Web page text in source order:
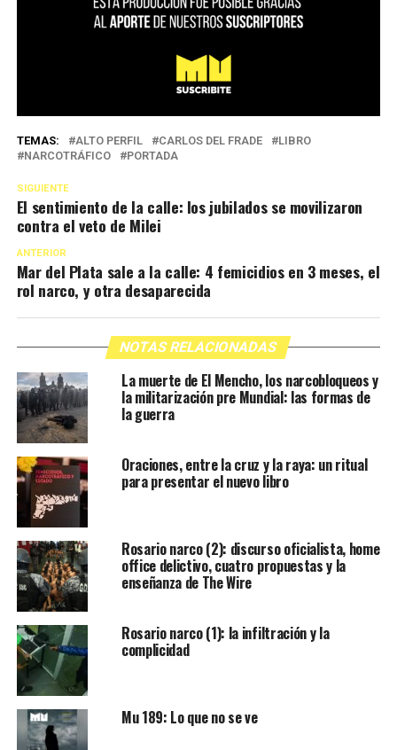
TEMAS: ALTO PERFIL CARLOS DEL FRADE
LIBRO
NARCOTRÁFICO
PORTADA
SIGUIENTE
El sentimiento de la calle: los jubilados se movilizaron
contra el veto de Milei
ANTERIOR
Mar del Plata sale a la calle: 4 femicidios en 3 meses, el
rol narco, y otra desaparecida
NOTAS RELACIONADAS
La muerte de El Mencho, los narcobloqueos y
la militarización pre Mundial: las formas de
la guerra
Oraciones, entre la cruz y la raya: un ritual
para presentar el nuevo libro
Rosario narco (2): discurso oficialista, home
office delictivo, cuatro propuestas y la
enseñanza de The Wire
Rosario narco (1): la infiltración y la
complicidad
Mu 189: Lo que no se ve